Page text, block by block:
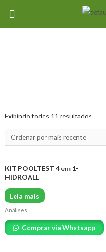
Exibindo todos 11 resultados
KIT POOLTEST 4 em 1-
HIDROALL
Leia mais
Análises
Comprar via Whatsapp